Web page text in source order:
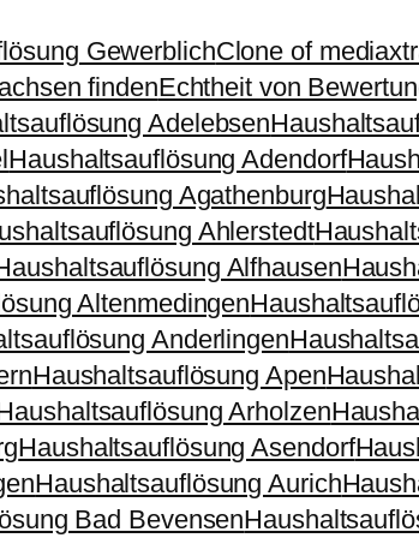
GewerblichClone of
findenEchtheit von
Adelebsen
Haushaltsauflösung Adendorf
Agathenburg
Ahlerstedt
Alfhausen
Altenmedingen
Anderlingen
Haushaltsauflösung Apen
Arholzen
Haushaltsauflösung Asendorf
Haushaltsauflösung Aurich
Bad Bevensen